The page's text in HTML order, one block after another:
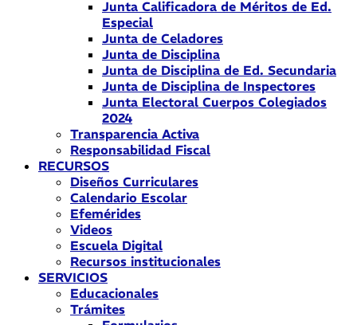
Junta Calificadora de Méritos de Ed.
Especial
Junta de Celadores
Junta de Disciplina
Junta de Disciplina de Ed. Secundaria
Junta de Disciplina de Inspectores
Junta Electoral Cuerpos Colegiados
2024
Transparencia Activa
Responsabilidad Fiscal
RECURSOS
Diseños Curriculares
Calendario Escolar
Efemérides
Videos
Escuela Digital
Recursos institucionales
SERVICIOS
Educacionales
Trámites